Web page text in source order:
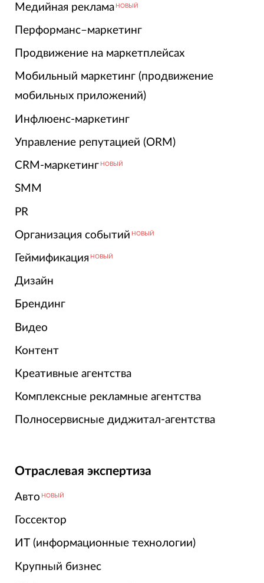
Медийная реклама НОВЫЙ
Перформанс–маркетинг
Продвижение на маркетплейсах
Мобильный маркетинг (продвижение
мобильных приложений)
Инфлюенс-маркетинг
Управление репутацией (ORM)
CRM-маркетинг НОВЫЙ
SMM
PR
Организация событий НОВЫЙ
Геймификация НОВЫЙ
Дизайн
Брендинг
Видео
Контент
Креативные агентства
Комплексные рекламные агентства
Полносервисные диджитал-агентства
Отраслевая экспертиза
Авто НОВЫЙ
Госсектор
ИТ (информационные технологии)
Крупный бизнес